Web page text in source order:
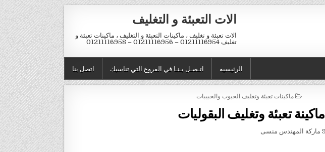
الات التعبئة و التغليف
الات تعبئة و تغليف ، ماكينات التعبئة و التغليف ، ماكينات تعبئة و
تغليف 01211116954 – 01211116956 – 01211116958
اتصل بنا اتـصـل بـنـا في الفروع التي تناسبك الرئيسيه
POSTED IN
ماكينات تعبئة وتغليف الحبوب والحبيبات
ماكينة تعبئة وتغليف البقوليات